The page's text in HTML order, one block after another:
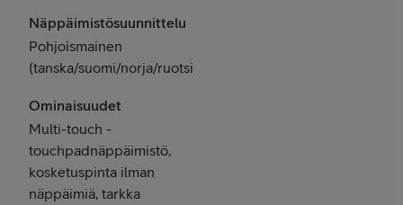
Näppäimistösuunnittelu
Pohjoismainen
(tanska/suomi/norja/ruotsi)
Ominaisuudet
Multi-touch -
touchpadnäppäimistö,
kosketuspinta ilman
näppäimiä, tarkka